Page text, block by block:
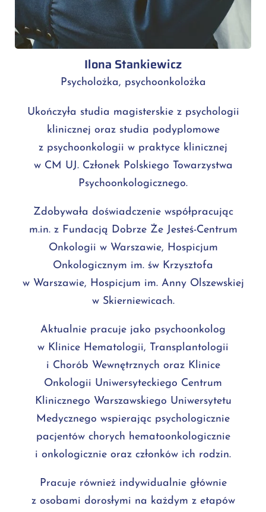
Ilona Stankiewicz
Psycholożka, psychoonkolożka
Ukończyła studia magisterskie z psychologii
klinicznej oraz studia podyplomowe
z psychoonkologii w praktyce klinicznej
w CM UJ. Członek Polskiego Towarzystwa
Psychoonkologicznego.
Zdobywała doświadczenie współpracując
m.in. z Fundacją Dobrze Że Jesteś-Centrum
Onkologii w Warszawie, Hospicjum
Onkologicznym im. św Krzysztofa
w Warszawie, Hospicjum im. Anny Olszewskiej
w Skierniewicach.
Aktualnie pracuje jako psychoonkolog
w Klinice Hematologii, Transplantologii
i Chorób Wewnętrznych oraz Klinice
Onkologii Uniwersyteckiego Centrum
Klinicznego Warszawskiego Uniwersytetu
Medycznego wspierając psychologicznie
pacjentów chorych hematoonkologicznie
i onkologicznie oraz członków ich rodzin.
Pracuje również indywidualnie głównie
z osobami dorosłymi na każdym z etapów